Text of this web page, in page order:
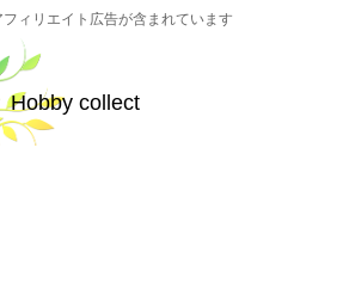
ィリエイト広告が含まれています
Hobby collect